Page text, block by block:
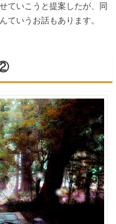
ていこうと提案したが、同
いうお話もあります。